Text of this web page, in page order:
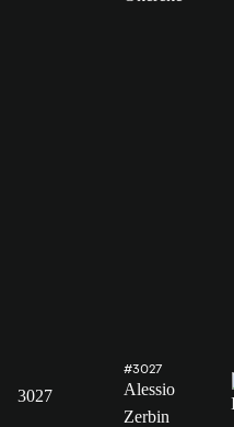
3027
#3027
Alessio
Zerbin